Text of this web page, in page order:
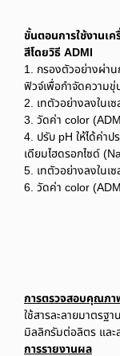
ขั้นตอนการใช้งานเ
สีโดยวิธี ADMI
1. กรองตัวอย่างผ่าน
ฟิวจ์เพื่อกำจัดความขุ่
2. เทตัวอย่างลงในเ
3. วัดค่า color
4. ปรับ pH ให้ได้ค่า
เดียมไฮดรอกไซด์
5. เทตัวอย่างลงในเ
6. วัดค่า color
การตรวจสอบคุณภา
ใช้สารละลายมาตรฐ
มิลลิกรัมต่อลิตร และ
การรายงานผล